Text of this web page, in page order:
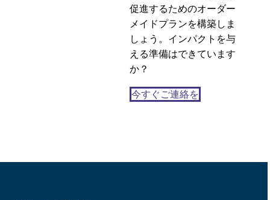
促進するためのオーダー
メイドプランを構築しま
しょう。インパクトを与
える準備はできています
か？
今すぐご連絡を